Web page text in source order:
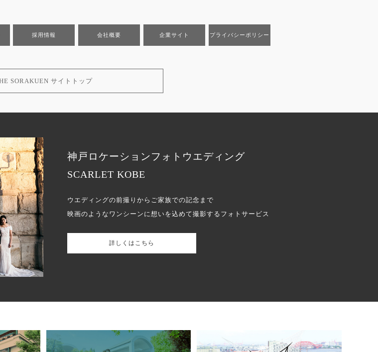
採用情報 会社概要 企業サイト プライバシーポリシー
SORAKUEN サイトトップ
神戸ロケーションフォトウエディング
SCARLET KOBE
ウエディングの前撮りからご家族での記念まで
映画のようなワンシーンに想いを込めて撮影するフォトサービス
詳しくはこちら